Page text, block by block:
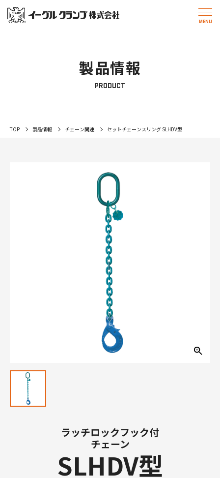
TOP 製品情報 チェーン関連 セットチェーンスリング SLHDV型
製品情報
PRODUCT
ラッチロックフック付
チェーン
SLHDV型